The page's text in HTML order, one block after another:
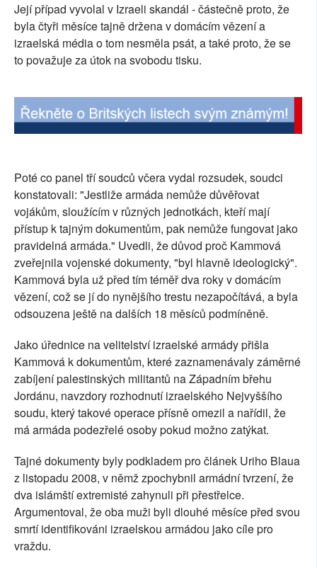
Její případ vyvolal v Izraeli skandál - částečně proto, že
byla čtyři měsíce tajně držena v domácím vězení a
izraelská média o tom nesměla psát, a také proto, že se
to považuje za útok na svobodu tisku.
Poté co panel tří soudců včera vydal rozsudek, soudci
konstatovali: "Jestliže armáda nemůže důvěřovat
vojákům, sloužícím v různých jednotkách, kteří mají
přístup k tajným dokumentům, pak nemůže fungovat jako
pravidelná armáda." Uvedli, že důvod proč Kammová
zveřejnila vojenské dokumenty, "byl hlavně ideologický".
Kammová byla už před tím téměř dva roky v domácím
vězení, což se jí do nynějšího trestu nezapočítává, a byla
odsouzena ještě na dalších 18 měsíců podmíněně.
Jako úřednice na velitelství izraelské armády přišla
Kammová k dokumentům, které zaznamenávaly záměrné
zabíjení palestinských militantů na Západním břehu
Jordánu, navzdory rozhodnutí izraelského Nejvyššího
soudu, který takové operace přísně omezil a nařídil, že
má armáda podezřelé osoby pokud možno zatýkat.
Tajné dokumenty byly podkladem pro článek Uriho Blaua
z listopadu 2008, v němž zpochybnil armádní tvrzení, že
dva islámští extremisté zahynuli při přestřelce.
Argumentoval, že oba muži byli dlouhé měsíce před svou
smrtí identifikováni izraelskou armádou jako cíle pro
vraždu.